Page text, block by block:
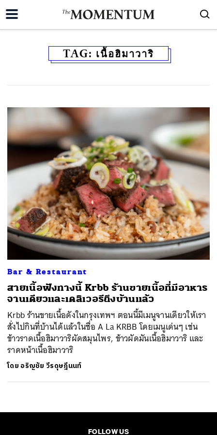
TAG: เนื้อฮิมาวาริ
Bar & Restaurant
สายเนื้อฟังทางนี้ Krbb ร้านขายเนื้อที่มีอาหาร
จานเดียวและเดลิเวอรีถึงบ้านแล้ว
Krbb ร้านขายเนื้อดังในกรุงเทพฯ ตอนนี้มีเมนูจานเดียวให้เรา
สั่งไปกินที่บ้านได้แล้วในชื่อ A La KRBB โดยเมนูเด่นๆ เช่น
ข้าวราดเนื้อฮิมาวาริผัดสมุนไพร, ข้าวผัดมันเนื้อฮิมาวาริ และ
ราดหน้าเนื้อฮิมาวาริ
โดย อริญชัย วีรดุษฎีนนท์
FOLLOW US
ค้นหา
SHARE TWEET LINE EMAIL